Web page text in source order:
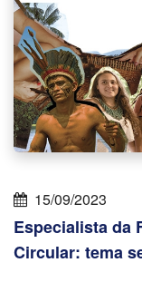
15/09/2023
Especialista da
Circular: tema